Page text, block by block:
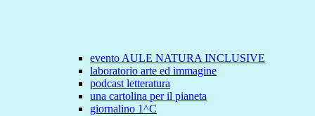
evento AULE NATURA INCLUSIVE
laboratorio arte ed immagine
podcast letteratura
una cartolina per il pianeta
giornalino 1^C